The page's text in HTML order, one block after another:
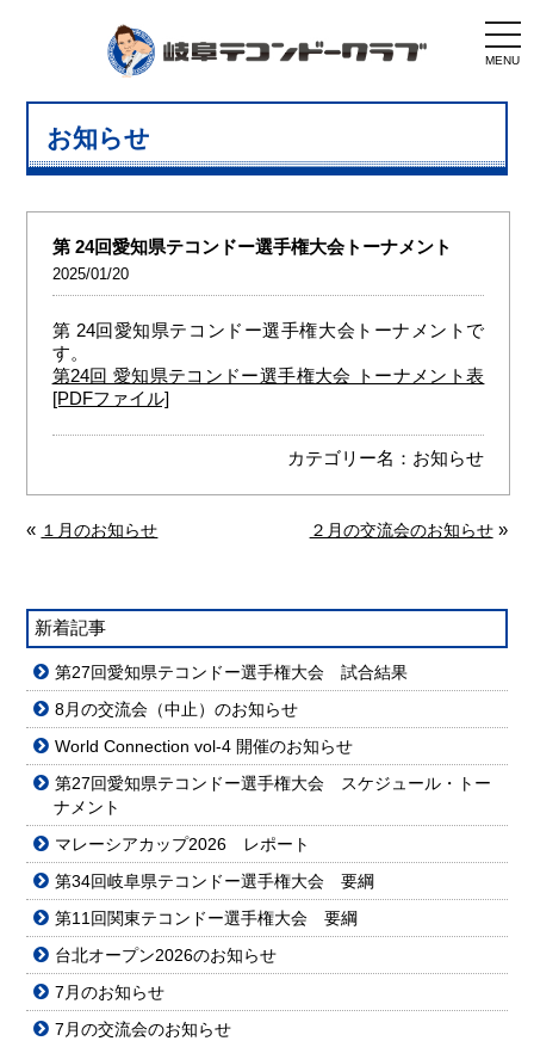
MENU
お知らせ
第 24回愛知県テコンドー選手権大会トーナメント
2025/01/20
第 24回愛知県テコンドー選手権大会トーナメントで
す。
第24回 愛知県テコンドー選手権大会 トーナメント表
[PDFファイル]
カテゴリー名： お知らせ
« １月のお知らせ ２月の交流会のお知らせ»
新着記事
第27回愛知県テコンドー選手権大会 試合結果
8月の交流会（中止）のお知らせ
World Connection vol-4 開催のお知らせ
第27回愛知県テコンドー選手権大会 スケジュール・トー
ナメント
マレーシアカップ2026 レポート
第34回岐阜県テコンドー選手権大会 要綱
第11回関東テコンドー選手権大会 要綱
台北オープン2026のお知らせ
7月のお知らせ
7月の交流会のお知らせ